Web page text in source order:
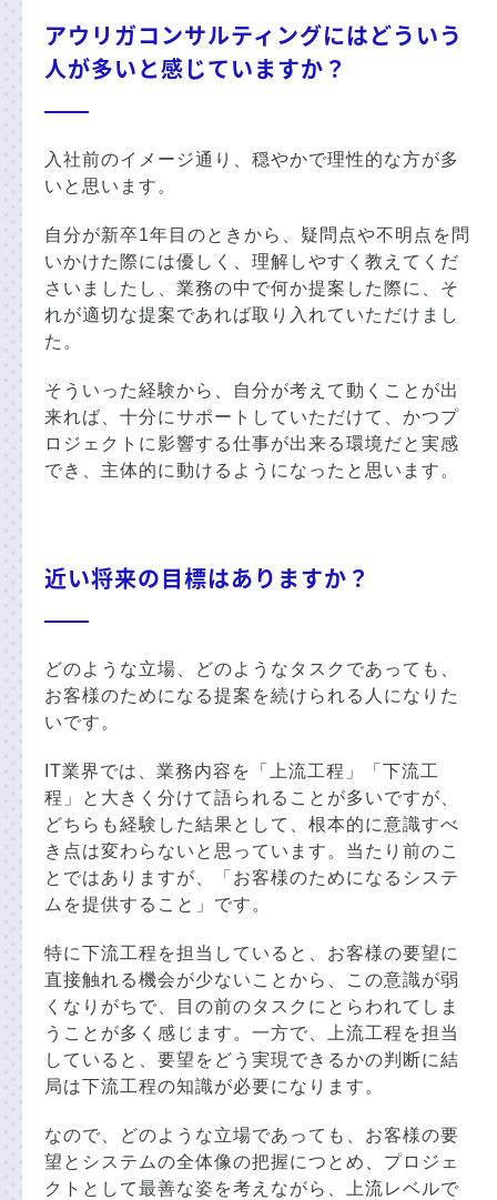
アウリガコンサルティングにはどういう
人が多いと感じていますか？
入社前のイメージ通り、穏やかで理性的な方が多
いと思います。
自分が新卒1年目のときから、疑問点や不明点を問
いかけた際には優しく、理解しやすく教えてくだ
さいましたし、業務の中で何か提案した際に、そ
れが適切な提案であれば取り入れていただけまし
た。
そういった経験から、自分が考えて動くことが出
来れば、十分にサポートしていただけて、かつプ
ロジェクトに影響する仕事が出来る環境だと実感
でき、主体的に動けるようになったと思います。
近い将来の目標はありますか？
どのような立場、どのようなタスクであっても、
お客様のためになる提案を続けられる人になりた
いです。
IT業界では、業務内容を「上流工程」「下流工
程」と大きく分けて語られることが多いですが、
どちらも経験した結果として、根本的に意識すべ
き点は変わらないと思っています。当たり前のこ
とではありますが、「お客様のためになるシステ
ムを提供すること」です。
特に下流工程を担当していると、お客様の要望に
直接触れる機会が少ないことから、この意識が弱
くなりがちで、目の前のタスクにとらわれてしま
うことが多く感じます。一方で、上流工程を担当
していると、要望をどう実現できるかの判断に結
局は下流工程の知識が必要になります。
なので、どのような立場であっても、お客様の要
望とシステムの全体像の把握につとめ、プロジェ
クトとして最善な姿を考えながら、上流レベルで